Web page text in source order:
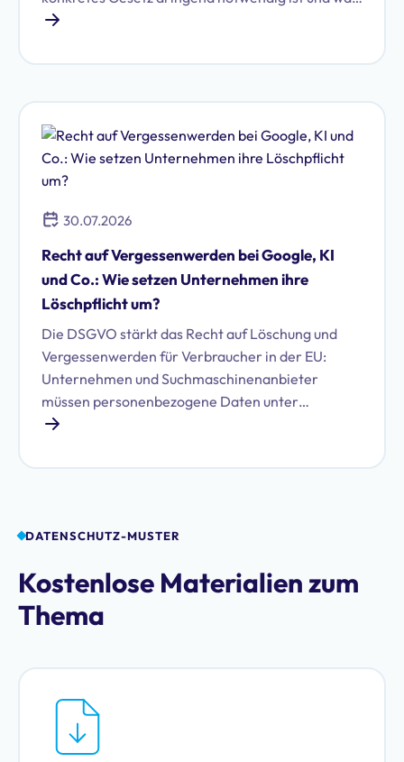
damit auf Unternehmen zukommen könnte, zeigt
30.07.2026
Recht auf Vergessenwerden bei Google, KI
und Co.: Wie setzen Unternehmen ihre
Löschpflicht um?
Die DSGVO stärkt das Recht auf Löschung und
Vergessenwerden für Verbraucher in der EU:
Unternehmen und Suchmaschinenanbieter
müssen personenbezogene Daten unter
bestimmten Voraussetzungen löschen. Erfahren
nachkommen.
DATENSCHUTZ-MUSTER
Kostenlose Materialien zum
Thema